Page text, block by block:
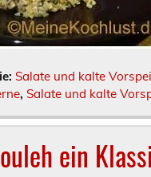
Salate und kalte
, Salate und kalte
ein